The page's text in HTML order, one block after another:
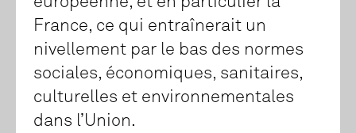
France, ce qui entraînerait un
nivellement par le bas des normes
sociales, économiques, sanitaires,
culturelles et environnementales
dans l’Union.